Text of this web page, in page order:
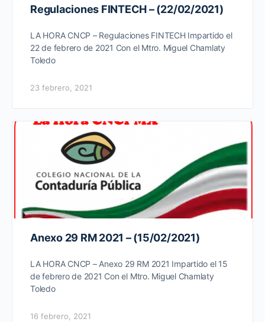
Regulaciones FINTECH – (22/02/2021)
LA HORA CNCP – Regulaciones FINTECH Impartido el
22 de febrero de 2021 Con el Mtro. Miguel Chamlaty
Toledo
23 febrero, 2021
Anexo 29 RM 2021 – (15/02/2021)
LA HORA CNCP – Anexo 29 RM 2021 Impartido el 15
de febrero de 2021 Con el Mtro. Miguel Chamlaty
Toledo
16 febrero, 2021